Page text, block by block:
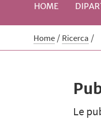
HOME
Home Ricerca
Le